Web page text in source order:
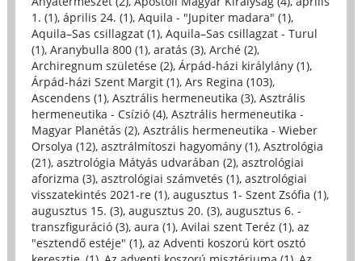
1. (1), április 24. (1), Aquila - "Jupiter madara" (1),
Aquila–Sas csillagzat (1), Aquila–Sas csillagzat - Turul
(1), Aranybulla 800 (1), aratás (3), Arché (2),
Archiregnum születése (2), Árpád-házi királylány (1),
Árpád-házi Szent Margit (1), Ars Regina (103),
Ascendens (1), Asztrális hermeneutika (3), Asztrális
hermeneutika - Csízió (4), Asztrális hermeneutika -
Magyar Planétás (2), Asztrális hermeneutika - Wieber
Orsolya (12), asztrálmítoszi hagyomány (1), Asztrológia
(21), asztrológia Mátyás udvarában (2), asztrológiai
aforizma (3), asztrológiai számvetés (1), asztrológiai
visszatekintés 2021-re (1), augusztus 1- Szent Zsófia (1),
augusztus 15. (3), augusztus 20. (3), augusztus 6. -
transzfiguráció (3), aura (1), Avilai szent Teréz (1), az
"esztendő estéje" (1), az Adventi koszorú kört osztó